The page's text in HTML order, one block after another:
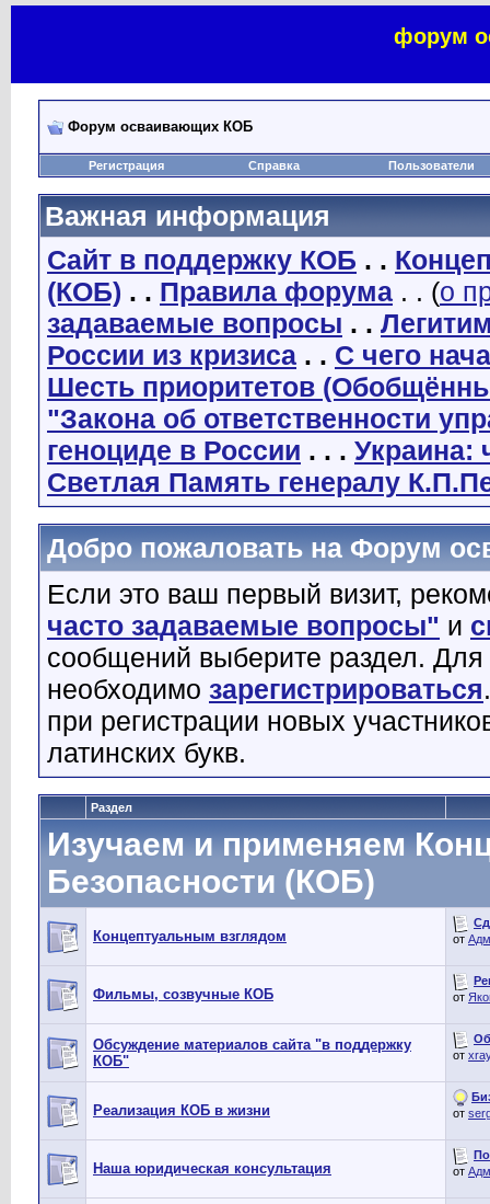
форум
Форум осваивающих КОБ
Регистрация Справка Пользователи
Важная информация
Сайт в поддержку КОБ . .
(КОБ) . . Правила форума . . (о
задаваемые вопросы . .
России из кризиса . . С чего
Шесть приоритетов
"Закона об ответственности
геноциде в России . . . Украина:
Светлая Память генералу
Добро пожаловать на Форум
Если это ваш первый визит,
часто задаваемые вопросы" и
сообщений выберите раздел.
необходимо зарегистрироваться
при регистрации новых
латинских букв.
Раздел
Изучаем и применяем
Безопасности (КОБ)
Концептуальным взглядом
от
Фильмы, созвучные КОБ
от
Обсуждение материалов сайта "в поддержку
КОБ"
от
Реализация КОБ в жизни
от
Наша юридическая консультация
от